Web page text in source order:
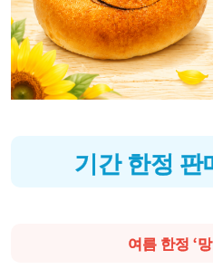
기간 한정 판
여름 한정 ‘